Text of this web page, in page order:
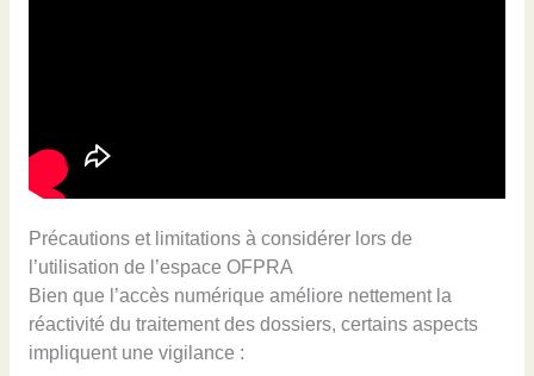
Précautions et limitations à considérer lors de
l’utilisation de l’espace OFPRA
Bien que l’accès numérique améliore nettement la
réactivité du traitement des dossiers, certains aspects
impliquent une vigilance :